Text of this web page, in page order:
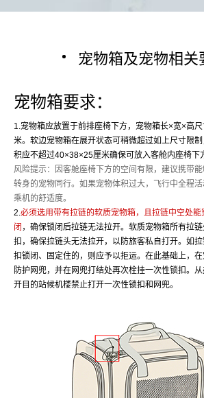
宠物箱及宠物相关
宠物箱要求：
1.宠物箱应放置于前排座椅下方，宠物箱长×宽×高
米。软边宠物箱在展开状态可稍微超过如上尺寸限
积应不超过40×38×25厘米确保可放入客舱内座椅下
风险提示：因客舱座椅下方的空间有限，建议携带
转身的宠物同行。如果宠物体积过大，飞行中全程
乘机的舒适度。
2. 必须选用带有拉链的软质宠物箱，且拉链中空处
闭 ，确保锁闭后拉链无法拉开。软质宠物箱所有拉
扣，确保拉链头无法拉开，以防旅客私自打开。如
扣锁闭、固定住的，则应予以拒运。在此基础上，
防护网兜，并在网兜打结处再次栓挂一次性锁扣。
开目的站候机楼禁止打开一次性锁扣和网兜。